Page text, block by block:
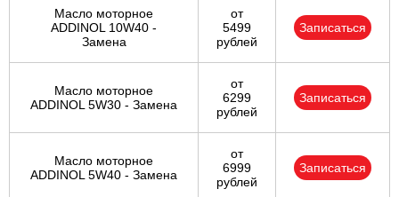
Масло моторное
ADDINOL 10W40 -
Замена
от
5499
рублей
Записаться
Масло моторное
ADDINOL 5W30 - Замена
от
6299
рублей
Записаться
Масло моторное
ADDINOL 5W40 - Замена
от
6999
рублей
Записаться